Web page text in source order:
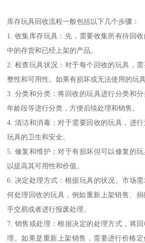
库存玩具回收流程一般包括以下几个步骤：
1. 收集库存玩具：先，需要收集所有待回
中的存货和已经上架的产品。
2. 检查玩具状况：对于每个回收的玩具，
整性和可用性。如果有损坏或无法使用的玩
3. 分类和分类：将回收的玩具进行分类和分
年龄段等进行分类，方便后续处理和销售。
4. 清洁和消毒：对于需要回收的玩具，进
玩具的卫生和安全。
5. 修复和维护：对于有损坏但可以修复的玩
以提高其可用性和价值。
6. 决定处理方式：根据玩具的状况、市场
何处理回收的玩具，例如重新上架销售、
手交易或者进行报废处理。
7. 销售或处理：根据决定的处理方式，将
理。如果是重新上架销售，需要进行价格定